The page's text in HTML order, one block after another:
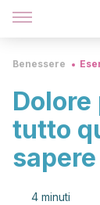
Benessere
tutto
sapere
4 minuti